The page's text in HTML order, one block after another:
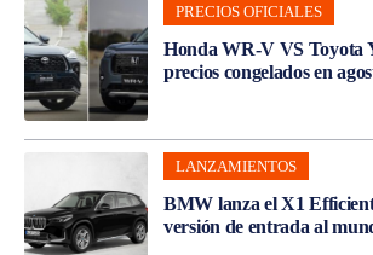
PRECIOS OFICIALES
Honda WR-V VS Toyota
precios congelados en
LANZAMIENTOS
BMW lanza el X1
versión de entrada al